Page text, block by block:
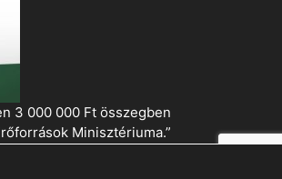
3 000 000 Ft összegben
Minisztériuma.”